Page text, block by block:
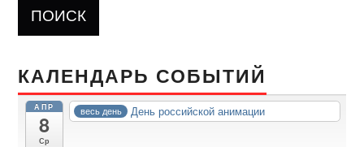
КАЛЕНДАРЬ СОБЫТИЙ
АПР
8
Ср
весь день День российской анимации